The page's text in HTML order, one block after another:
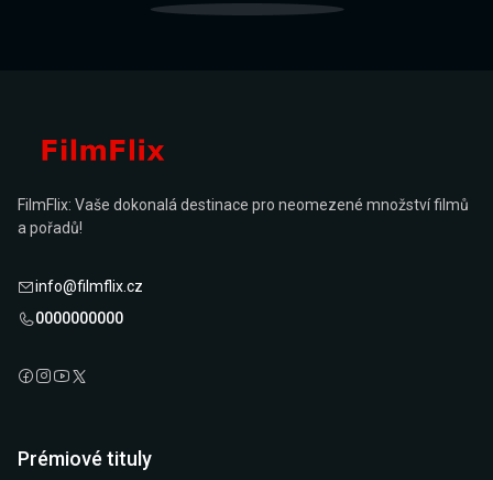
FilmFlix: Vaše dokonalá destinace pro neomezené množství filmů
a pořadů!
info@filmflix.cz
0000000000
Prémiové tituly